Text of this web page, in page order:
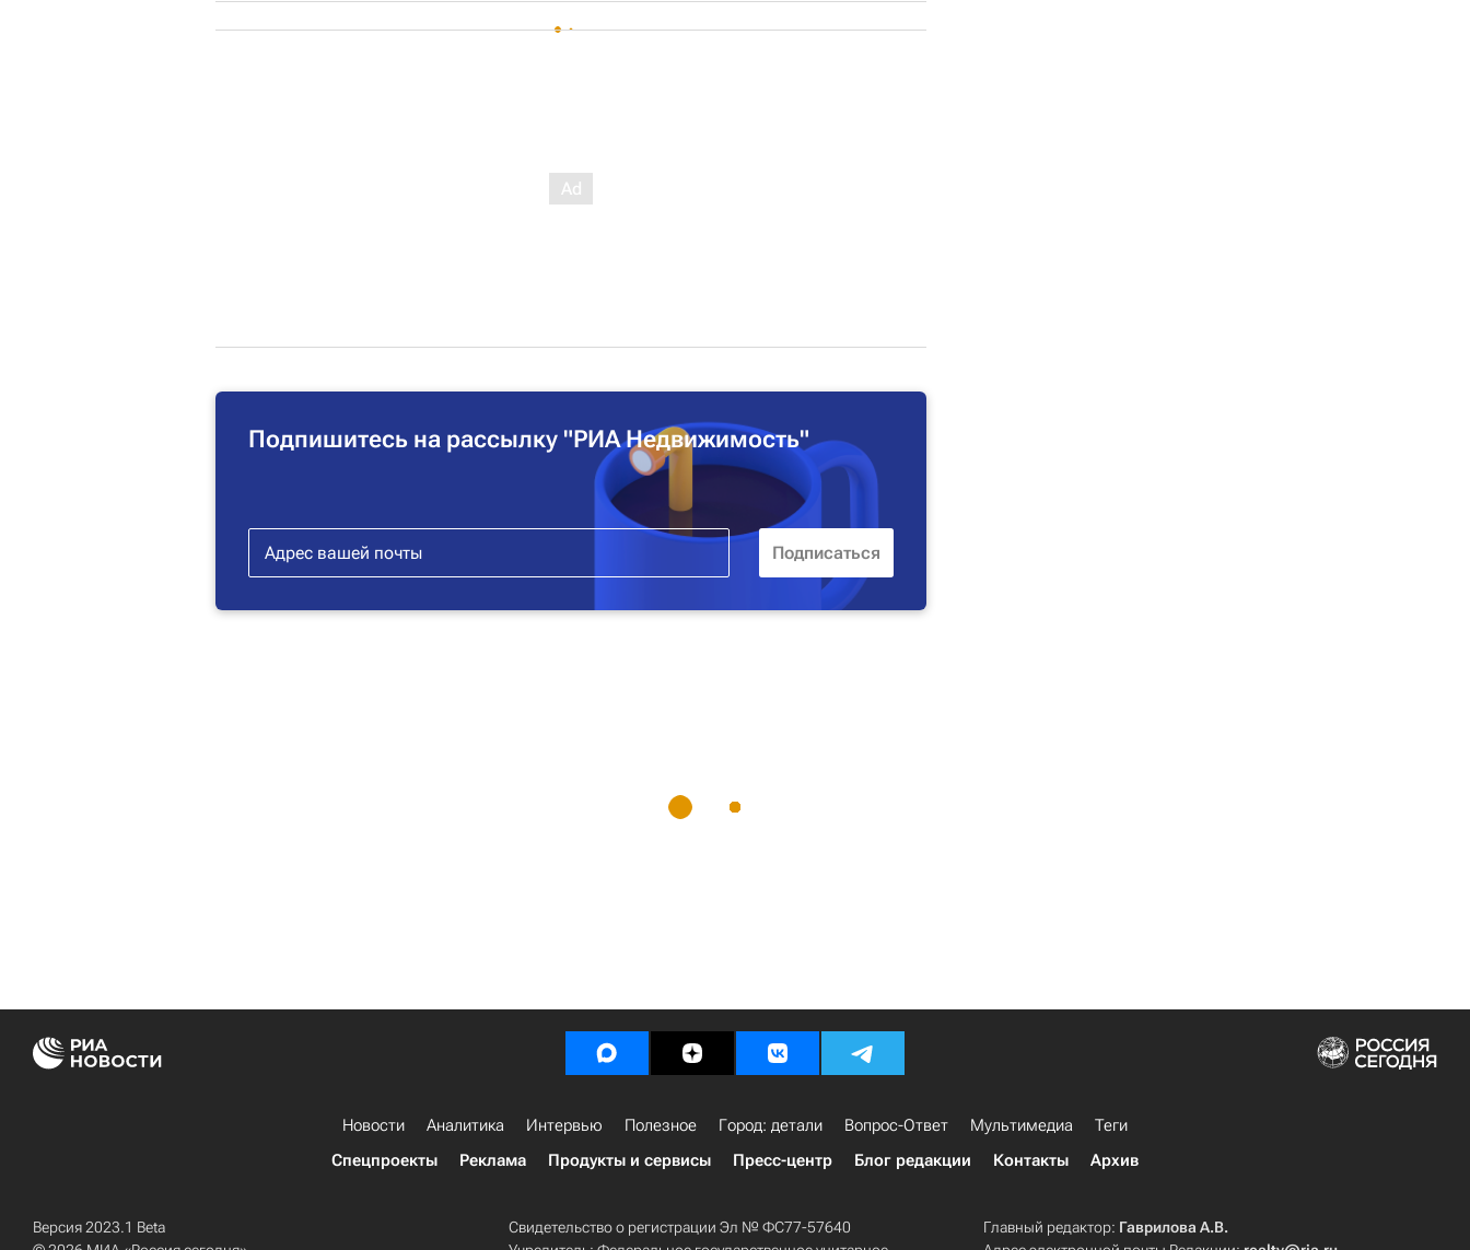
Подпишитесь на рассылку "РИА Недвижимость"
Новости Аналитика Интервью Полезное Город: детали Вопрос-Ответ Мультимедиа
Теги
Спецпроекты
Реклама Продукты и сервисы Пресс-центр Блог редакции Контакты Архив
Версия 2023.1 Beta
Свидетельство о регистрации Эл № ФС77-57640
Главный редактор: Гаврилова А.В.